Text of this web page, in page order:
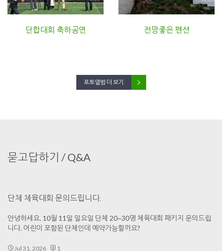
단합대회 축하공연 전망좋은 펜션
포토앨범 더 보기
묻고답하기 / Q&A
단체 체육대회 문의드립니다.
안녕하세요. 10월 11일 일요일 단체 20~30명 체육대회 패키지 문의드립
니다. 어린이 포함된 단체인데 예약가능할까요?
Jul 31, 2026 1